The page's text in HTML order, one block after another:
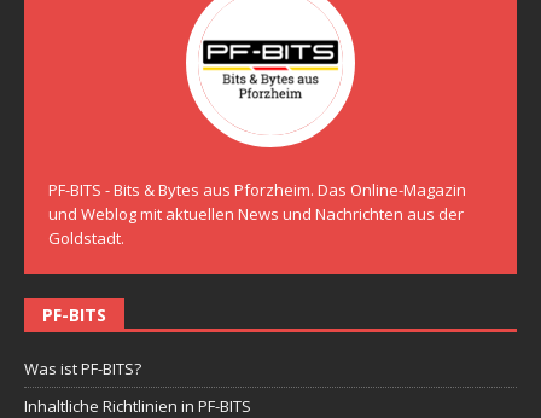
PF-BITS - Bits & Bytes aus Pforzheim. Das Online-Magazin
und Weblog mit aktuellen News und Nachrichten aus der
Goldstadt.
PF-BITS
Was ist PF-BITS?
Inhaltliche Richtlinien in PF-BITS